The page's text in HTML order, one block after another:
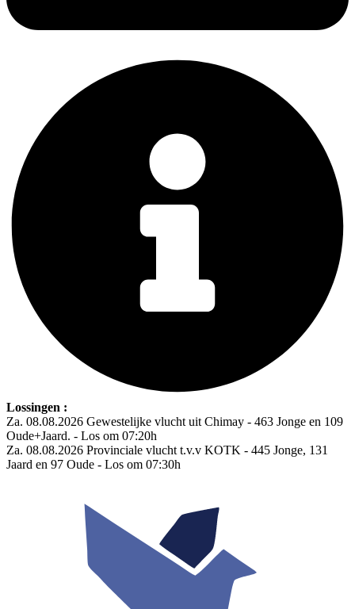
Lossingen :
Za. 08.08.2026 Gewestelijke vlucht uit Chimay - 463 Jonge en 109
Oude+Jaard. - Los om 07:20h
Za. 08.08.2026 Provinciale vlucht t.v.v KOTK - 445 Jonge, 131
Jaard en 97 Oude - Los om 07:30h